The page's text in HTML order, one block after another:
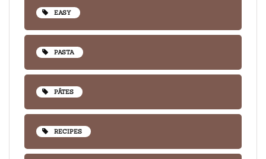
EASY
PASTA
PÂTES
RECIPES